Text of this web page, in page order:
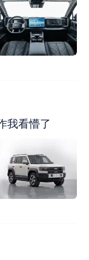
我看懵了